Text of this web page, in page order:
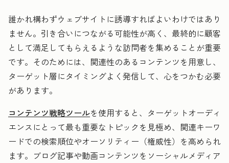
誰かれ構わずウェブサイトに誘導すればよいわけではあり
ません。 引き合いにつながる可能性が高く、最終的に顧客
として満足してもらえるような訪問者を集めることが重要
です。そのためには、関連性のあるコンテンツを用意し、
ターゲット層にタイミングよく発信して、心をつかむ必要
があります。
コンテンツ戦略ツールを使用すると、ターゲットオーディ
エンスにとって最も重要なトピックを見極め、関連キーワ
ードでの検索順位やオーソリティー（権威性）を高められ
ます。ブログ記事や動画コンテンツをソーシャルメディア